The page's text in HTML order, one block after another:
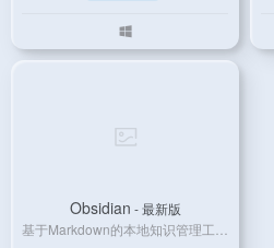
Obsidian - 最新版